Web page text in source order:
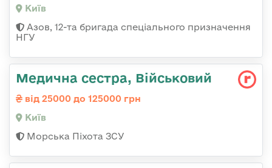
Київ
Азов, 12-та бригада спеціального призначення
НГУ
Медична сестра, Військовий
від 25000 до 125000 грн
Київ
Морська Піхота ЗСУ